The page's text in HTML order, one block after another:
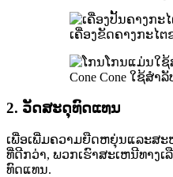
ເຄື່ອງຂັດຄາງກະໄຕ
Cone Cone ໃຊ້ສໍ
2. ວັດສະດຸທົດແທນ
ເພື່ອເພີ່ມຄວາມຍືດຫຍຸ່ນແລະສ
ທີ່ດີກວ່າ, ພວກເຮົາສະເຫນີທາງ
ທົດແທນ.